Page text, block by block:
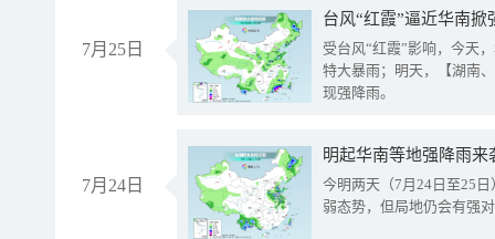
7月25日
台风“红霞”逼近华南
受台风“红霞”影响，今天
特大暴雨；明天，【湖南
现强降雨。
7月24日
明起华南等地强降雨
今明两天（7月24日至25
弱态势，但局地仍会有强